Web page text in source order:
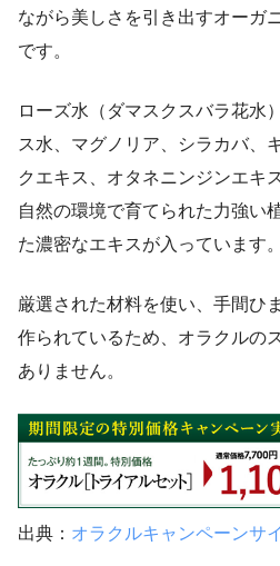
ながら美しさを引き出すオーガ
です。
ローズ水（ダマスクスバラ花水
ス水、マグノリア、シラカバ、
クエキス、オタネニンジンエキ
自然の環境で育てられた力強い
た濃密なエキスが入っています。
厳選された材料を使い、手間ひ
作られているため、オラクルの
ありません。
出典： オラクルキャンペーンサ